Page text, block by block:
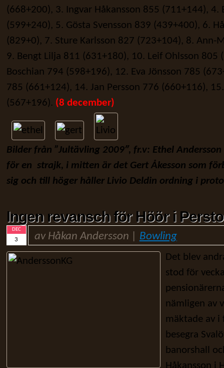
(668+200), 3. Ingvar Håkansson 855 (711+144), 4.
(599+240), 5. Gösta Svensson 839 (439+400), 6.
(829+0), 7. Sture Karlsson 827 (723+104), 8. Ann-
9. Bengt Lilja 811 (631+180), 10. Leif Ohlsson 805
Boschian 794 (598+196), 12. Eva Jönsson 785
785 (661+124), 14. Jan Persson 776 (660+116),
(567+196). (8 december)
Bilder från ”Jultävling 2009″, fr.v: Ethel Andersson
för en strajk, i mitten är det Gert Åkesson som
sig och till höger håller Livio Deldin ordning i
Ingen revansch för Höör i
DEC
3 av Håkan Andersson | Bowling
Det blev
stod för
nämligen av
mäktade av i
besegra
banorshall
Håkansson i